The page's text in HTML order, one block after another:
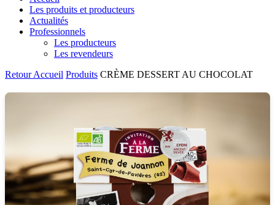
Les produits et producteurs
Actualités
Professionnels
Les producteurs
Les revendeurs
RetourAccueil Produits CRÈME DESSERT AU CHOCOLAT